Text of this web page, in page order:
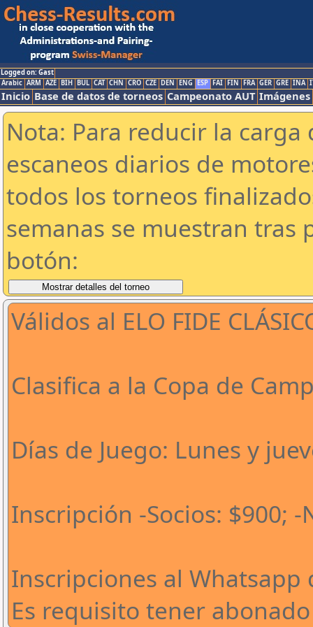
Logged on: Gast
Arabic ARM AZE BIH BUL CAT CHN CRO CZE DEN ENG ESP FAI FIN FRA GER GRE INA
Inicio Base de datos de torneos Campeonato AUT Imágenes
Nota: Para reducir la
escaneos diarios de
todos los torneos
semanas se muestran tras
botón:
Válidos al ELO FIDE
Clasifica a la Copa de
Días de Juego: Lunes y
Inscripción -Socios: $900; -
Inscripciones al Whatsapp
Es requisito tener abonado